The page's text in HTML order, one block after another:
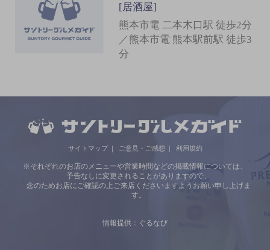
[居酒屋]
熊本市電 二本木口駅 徒歩2分
／熊本市電 熊本駅前駅 徒歩3
分
サイトマップ ご意見・ご感想 利用規約
※それぞれのお店のメニューや営業時間などの掲載情報については、
予告なしに変更されることがありますので、
念のためお店にご確認の上ご来店くださいますようお願い申し上げま
す。
情報提供：ぐるなび